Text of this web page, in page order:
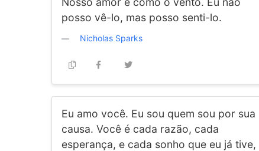
posso vê-lo, mas posso senti-lo.
Nicholas Sparks
Eu amo você. Eu sou quem sou por sua
causa. Você é cada razão, cada
esperança, e cada sonho que eu já tive,